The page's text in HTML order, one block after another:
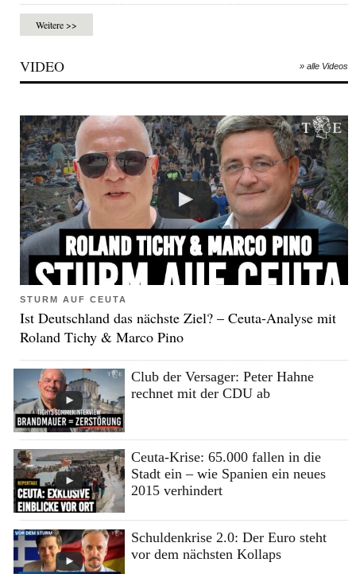
Weitere >>
VIDEO » alle Videos
STURM AUF CEUTA
Ist Deutschland das nächste Ziel? – Ceuta-Analyse mit
Roland Tichy & Marco Pino
Club der Versager: Peter Hahne
rechnet mit der CDU ab
Ceuta-Krise: 65.000 fallen in die
Stadt ein – wie Spanien ein neues
2015 verhindert
Schuldenkrise 2.0: Der Euro steht
vor dem nächsten Kollaps